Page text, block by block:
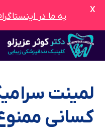
لمینت
کسانی
به ما در
X